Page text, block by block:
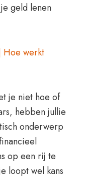
geld lenen
Hoe werkt
je niet hoe of
hebben jullie
onderwerp
op een rij te
loopt wel kans